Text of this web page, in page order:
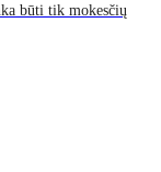
būti tik mokesčių